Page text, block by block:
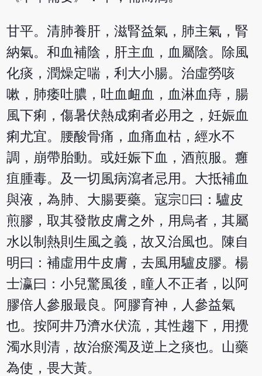
甘平。清肺養肝，滋腎益氣，肺主氣，腎
納氣。和血補陰，肝主血，血屬陰。除風
化痰，潤燥定喘，利大小腸。治虛勞咳
嗽，肺痿吐膿，吐血衄血，血淋血痔，腸
風下痢，傷暑伏熱成痢者必用之，妊娠血
痢尤宜。腰酸骨痛，血痛血枯，經水不
調，崩帶胎動。或妊娠下血，酒煎服。癰
疽腫毒。及一切風病瀉者忌用。大抵補血
與液，為肺、大腸要藥。寇宗曰：驢皮
煎膠，取其發散皮膚之外，用烏者，其屬
水以制熱則生風之義，故又治風也。陳自
明曰：補虛用牛皮膚，去風用驢皮膠。楊
士瀛曰：小兒驚風後，瞳人不正者，以阿
膠倍人參服最良。阿膠育神，人參益氣
也。按阿井乃濟水伏流，其性趨下，用攪
濁水則清，故治瘀濁及逆上之痰也。山藥
為使，畏大黃。